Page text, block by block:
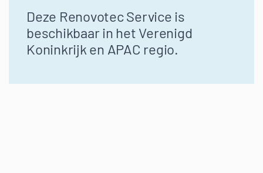
Deze Renovotec Service is
beschikbaar in het Verenigd
Koninkrijk en APAC regio.